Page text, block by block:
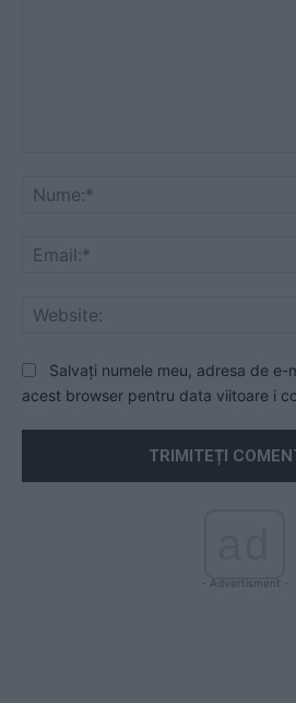
Salvați numele meu, adresa de e-
acest browser pentru data viitoare i
- Advertisment -